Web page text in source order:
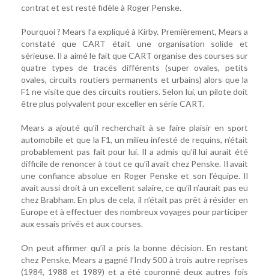
contrat et est resté fidèle à Roger Penske.
Pourquoi ? Mears l’a expliqué à Kirby. Premièrement, Mears a
constaté que CART était une organisation solide et
sérieuse. Il a aimé le fait que CART organise des courses sur
quatre types de tracés différents (super ovales, petits
ovales, circuits routiers permanents et urbains) alors que la
F1 ne visite que des circuits routiers. Selon lui, un pilote doit
être plus polyvalent pour exceller en série CART.
Mears a ajouté qu’il recherchait à se faire plaisir en sport
automobile et que la F1, un milieu infesté de requins, n’était
probablement pas fait pour lui. Il a admis qu’il lui aurait été
difficile de renoncer à tout ce qu’il avait chez Penske. Il avait
une confiance absolue en Roger Penske et son l’équipe. Il
avait aussi droit à un excellent salaire, ce qu’il n’aurait pas eu
chez Brabham. En plus de cela, il n’était pas prêt à résider en
Europe et à effectuer des nombreux voyages pour participer
aux essais privés et aux courses.
On peut affirmer qu’il a pris la bonne décision. En restant
chez Penske, Mears a gagné l’Indy 500 à trois autre reprises
(1984, 1988 et 1989) et a été couronné deux autres fois